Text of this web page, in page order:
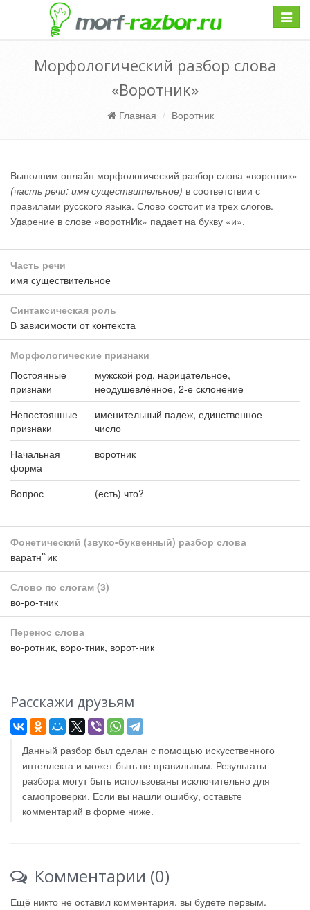
Морфологический разбор слова
«Воротник»
Главная Воротник
Выполним онлайн морфологический разбор слова «воротник»
(часть речи: имя существительное) в соответствии с
правилами русского языка. Слово состоит из трех слогов.
Ударение в слове «воротнИк» падает на букву «и».
Часть речи
имя существительное
Синтаксическая роль
В зависимости от контекста
Морфологические признаки
Постоянные
признаки
мужской род, нарицательное,
неодушевлённое, 2-е склонение
Непостоянные
признаки
именительный падеж, единственное
число
Начальная
форма
воротник
Вопрос (есть) что?
Фонетический (звуко-буквенный) разбор слова
варатн’`ик
Слово по слогам (3)
во-ро-тник
Перенос слова
во-ротник, воро-тник, ворот-ник
Расскажи друзьям
Данный разбор был сделан с помощью искусственного
интеллекта и может быть не правильным. Результаты
разбора могут быть использованы исключительно для
самопроверки. Если вы нашли ошибку, оставьте
комментарий в форме ниже.
Комментарии (0)
Ещё никто не оставил комментария, вы будете первым.